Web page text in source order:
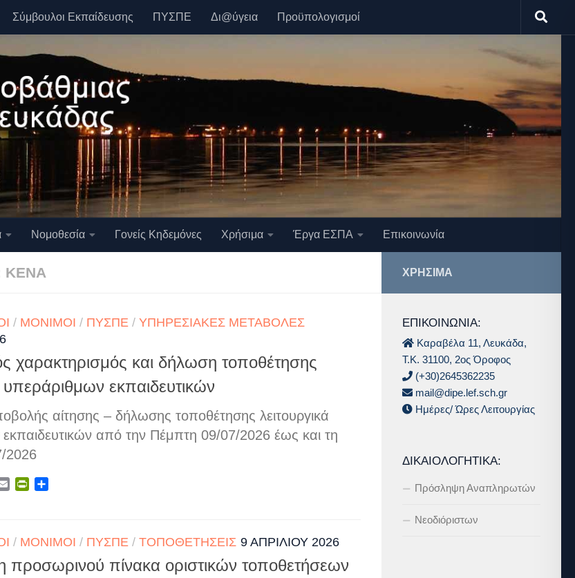
Σύμβουλοι Εκπαίδευσης ΠΥΣΠΕ Δι@ύγεια Προϋπολογισμοί
Νομοθεσία Γονείς Κηδεμόνες Χρήσιμα Έργα ΕΣΠΑ Επικοινωνία
ΚΕΝΆ
/ ΜΌΝΙΜΟΙ / ΠΥΣΠΕ / ΥΠΗΡΕΣΙΑΚΈΣ ΜΕΤΑΒΟΛΈΣ
χαρακτηρισμός και δήλωση τοποθέτησης
υπεράριθμων εκπαιδευτικών
αίτησης – δήλωσης τοποθέτησης λειτουργικά
από την Πέμπτη 09/07/2026 έως και τη
2026
EmailPrintFriendly
/ ΜΌΝΙΜΟΙ / ΠΥΣΠΕ / ΤΟΠΟΘΕΤΉΣΕΙΣ 9 ΑΠΡΙΛΊΟΥ 2026
προσωρινού πίνακα οριστικών τοποθετήσεων
ΧΡΉΣΙΜΑ
ΕΠΙΚΟΙΝΩΝΙΑ:
Καραβέλα 11, Λευκάδα,
Τ.Κ. 31100, 2ος Όροφος
(+30)2645362235
mail@dipe.lef.sch.gr
Ημέρες/ Ώρες Λειτουργίας
ΔΙΚΑΙΟΛΟΓΗΤΙΚΆ:
Πρόσληψη Αναπληρωτών
Νεοδιόριστων